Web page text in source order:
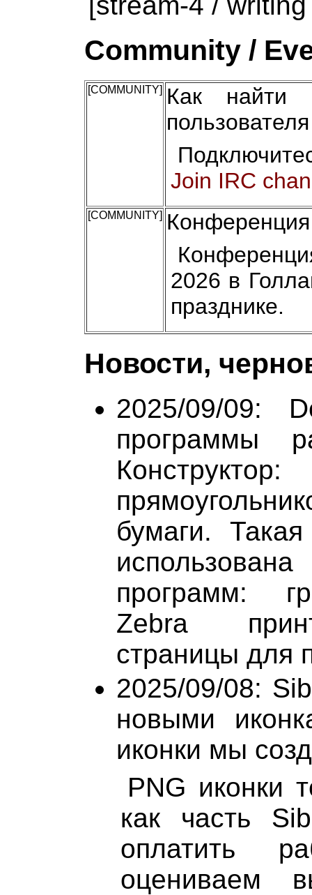
Community /
[COMMUNITY] Как найти
Join IRC
[COMMUNITY]
2026 в
празднике.
Новости,
2025/09/09:
программы
бумаги.
программ:
Zebra
страницы для
2025/09/08:
новыми
иконки мы
PNG иконки
как часть
оплатить
оцениваем